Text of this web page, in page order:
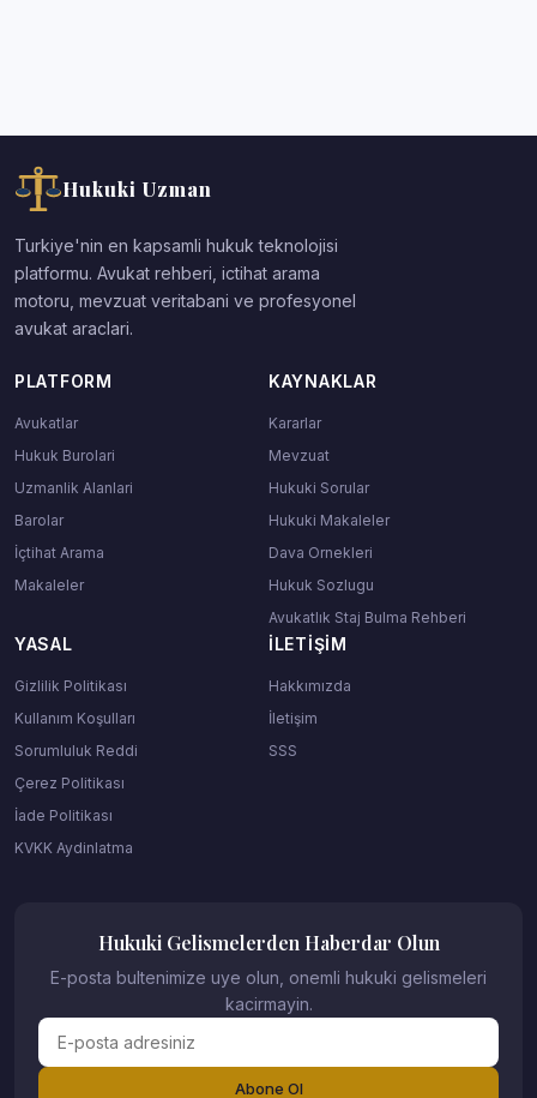
Hukuki Uzman
Turkiye'nin en kapsamli hukuk teknolojisi
platformu. Avukat rehberi, ictihat arama
motoru, mevzuat veritabani ve profesyonel
avukat araclari.
PLATFORM
Avukatlar
Hukuk Burolari
Uzmanlik Alanlari
Barolar
İçtihat Arama
Makaleler
KAYNAKLAR
Kararlar
Mevzuat
Hukuki Sorular
Hukuki Makaleler
Dava Ornekleri
Hukuk Sozlugu
Avukatlık Staj Bulma Rehberi
YASAL
Gizlilik Politikası
Kullanım Koşulları
Sorumluluk Reddi
Çerez Politikası
İade Politikası
KVKK Aydinlatma
İLETIŞIM
Hakkımızda
İletişim
SSS
Hukuki Gelismelerden Haberdar Olun
E-posta bultenimize uye olun, onemli hukuki gelismeleri
kacirmayin.
Abone Ol